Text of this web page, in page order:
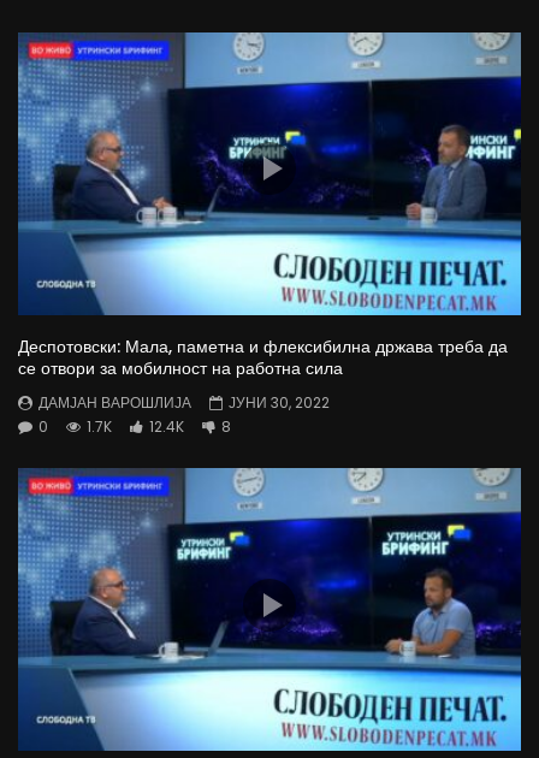
Деспотовски: Мала, паметна и флексибилна држава треба да
се отвори за мобилност на работна сила
ДАМЈАН ВАРОШЛИЈА
ЈУНИ 30, 2022
0
1.7K 12.4K 8